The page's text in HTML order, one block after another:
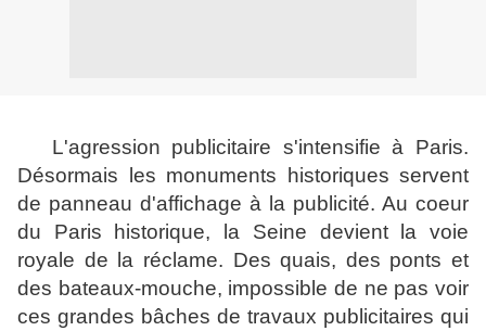
L'agression publicitaire s'intensifie à Paris.
Désormais les monuments historiques servent
de panneau d'affichage à la publicité. Au coeur
du Paris historique, la Seine devient la voie
royale de la réclame. Des quais, des ponts et
des bateaux-mouche, impossible de ne pas voir
ces grandes bâches de travaux publicitaires qui